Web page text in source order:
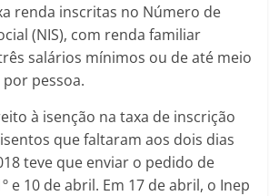
renda inscritas no Número de
(NIS), com renda familiar
salários mínimos ou de até meio
pessoa.
à isenção na taxa de inscrição
que faltaram aos dois dias
teve que enviar o pedido de
e 10 de abril. Em 17 de abril, o Inep